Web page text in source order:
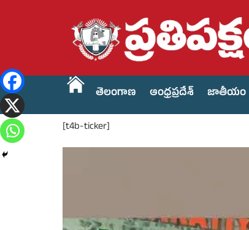
తెలంగాణ ఆంధ్రప్రదేశ్ జాతీయం
[t4b-ticker]